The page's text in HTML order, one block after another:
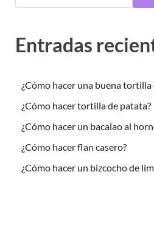
Entradas
¿Cómo hacer una buena tortilla
¿Cómo hacer tortilla de patata?
¿Cómo hacer un bacalao al
¿Cómo hacer flan casero?
¿Cómo hacer un bizcocho de